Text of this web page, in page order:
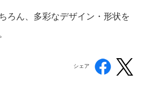
ろん、多彩なデザイン・形状を
シェア